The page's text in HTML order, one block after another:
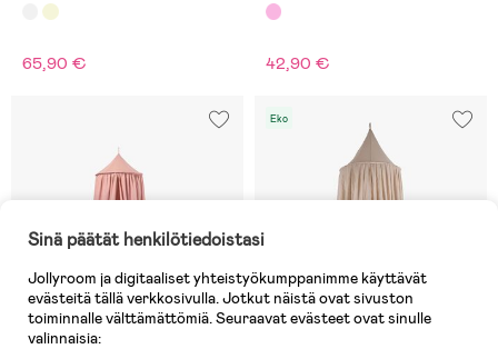
65,90 € 42,90 €
Eko
Sinä päätät henkilötiedoistasi
Jollyroom ja digitaaliset yhteistyökumppanimme käyttävät
evästeitä tällä verkkosivulla. Jotkut näistä ovat sivuston
toiminnalle välttämättömiä. Seuraavat evästeet ovat sinulle
valinnaisia: